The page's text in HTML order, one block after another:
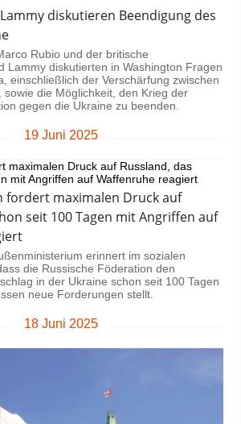
diskutieren Beendigung des
Rubio und der britische
Lammy diskutierten in Washington Fragen
einschließlich der Verschärfung zwischen
die Möglichkeit, den Krieg der
gegen die Ukraine zu beenden.
19 Juni 2025
fordert maximalen Druck auf
seit 100 Tagen mit Angriffen auf
erinnert im sozialen
die Russische Föderation den
in der Ukraine schon seit 100 Tagen
neue Forderungen stellt.
18 Juni 2025